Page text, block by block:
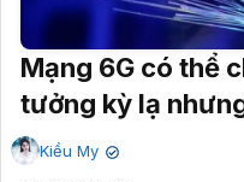
Mạng 6G có thể
tưởng kỳ lạ
Kiều My ✔